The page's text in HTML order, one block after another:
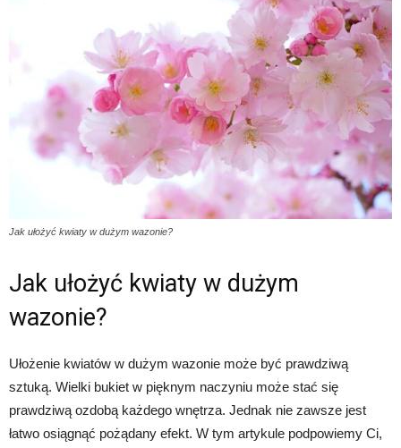
Jak ułożyć kwiaty w dużym wazonie?
Jak ułożyć kwiaty w dużym
wazonie?
Ułożenie kwiatów w dużym wazonie może być prawdziwą
sztuką. Wielki bukiet w pięknym naczyniu może stać się
prawdziwą ozdobą każdego wnętrza. Jednak nie zawsze jest
łatwo osiągnąć pożądany efekt. W tym artykule podpowiemy Ci,